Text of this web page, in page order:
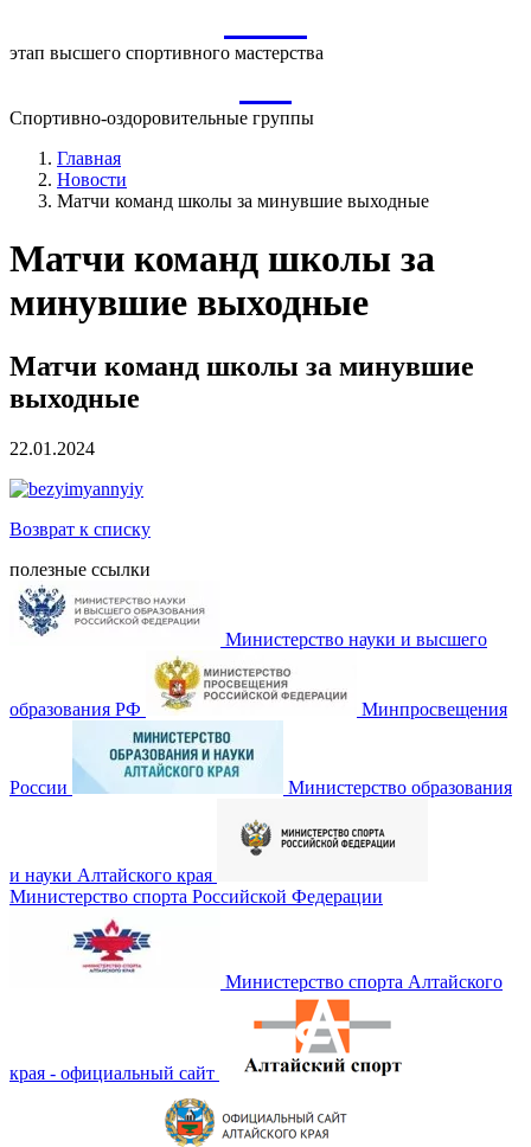
этап высшего спортивного мастерства
Спортивно-оздоровительные группы
Главная
Новости
Матчи команд школы за минувшие выходные
Матчи команд школы за
минувшие выходные
Матчи команд школы за минувшие
выходные
22.01.2024
Возврат к списку
полезные ссылки
Министерство науки и высшего
образования РФ Минпросвещения
России Министерство образования
и науки Алтайского края
Министерство спорта Российской Федерации
Министерство спорта Алтайского
края - официальный сайт